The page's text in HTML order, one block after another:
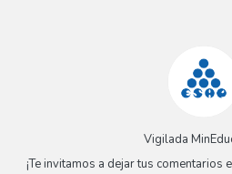
Vigilada
¡Te invitamos a dejar tus comentarios